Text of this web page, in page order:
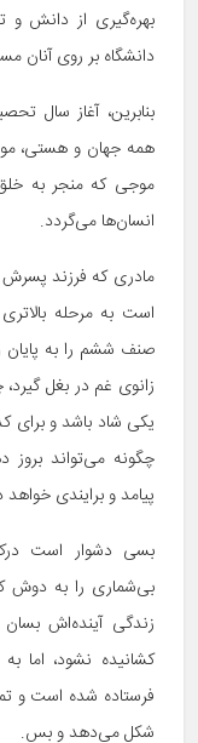
بهره‌گیری از دانش و
دانشگاه بر روی آنان
بنابرین، آغاز سال
همه جهان و هستی،
موجی که منجر به
انسان‌ها می‌گردد.
مادری که فرزند
است به مرحله
صنف ششم را به پایان
زانوی غم در بغل
یکی شاد باشد و
چگونه می‌تواند
پیامد و برایندی
بسی دشوار است
بی‌شماری را به دوش
زندگی آینده‌اش
کشانیده نشود، اما
فرستاده شده است و
شکل می‌دهد و بس.